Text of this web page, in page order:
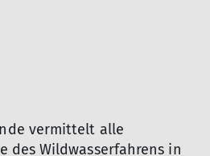
vermittelt alle
des Wildwasserfahrens in